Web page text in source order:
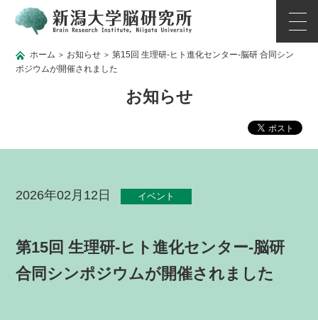
ホーム > お知らせ > 第15回 生理研‐ヒト進化センター‐脳研 合同シン
ポジウムが開催されました
お知らせ
2026年02月12日 イベント
第15回 生理研‐ヒト進化センター‐脳研
合同シンポジウムが開催されました